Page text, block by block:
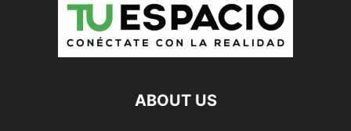
ABOUT US